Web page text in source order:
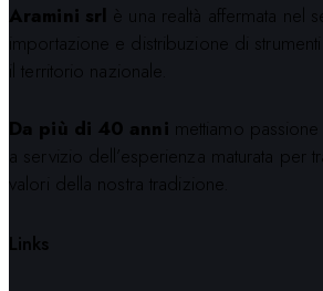
Aramini srl è una realtà affermata nel
importazione e distribuzione di
il territorio nazionale.
Da più di 40 anni mettiamo
a servizio dell’esperienza maturata per
valori della nostra tradizione.
Links